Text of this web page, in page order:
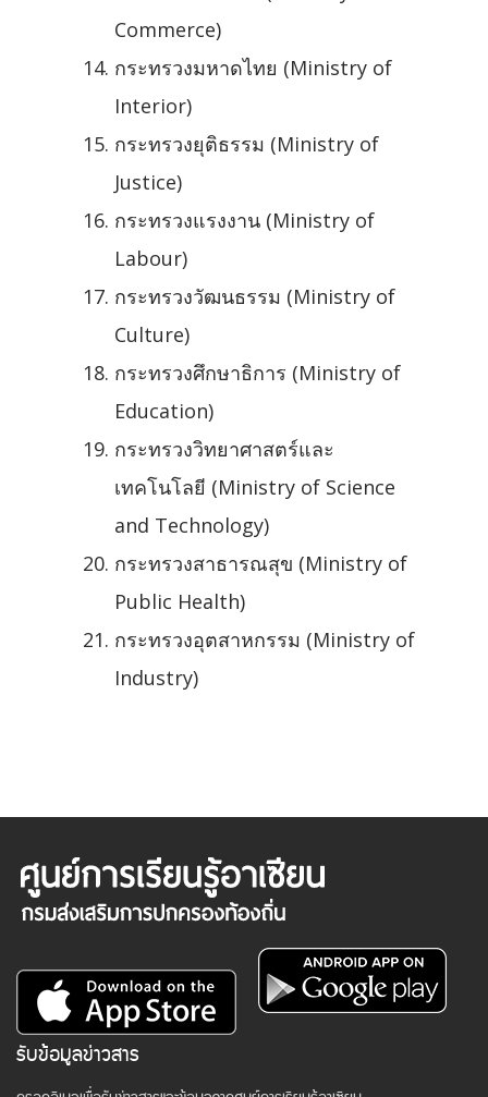
Commerce)
กระทรวงมหาดไทย (Ministry of
Interior)
กระทรวงยุติธรรม (Ministry of
Justice)
กระทรวงแรงงาน (Ministry of
Labour)
กระทรวงวัฒนธรรม (Ministry of
Culture)
กระทรวงศึกษาธิการ (Ministry of
Education)
กระทรวงวิทยาศาสตร์และ
เทคโนโลยี (Ministry of Science
and Technology)
กระทรวงสาธารณสุข (Ministry of
Public Health)
กระทรวงอุตสาหกรรม (Ministry of
Industry)
รับข้อมูลข่าวสาร